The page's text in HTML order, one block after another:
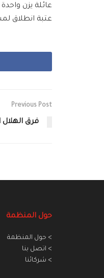
عائلة يزن
عتبة انطلاق
Previous Post
فرق الهلال
حول المنظمة
> حول المنظمة
> اتصل بنا
> شركائنا